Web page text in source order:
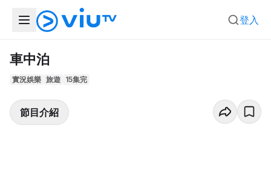
登入
車中泊
實況娛樂 旅遊 15集完
節目介紹